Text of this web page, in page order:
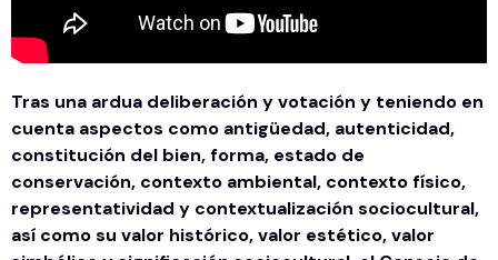
Tras una ardua deliberación y votación y teniendo en
cuenta aspectos como antigüedad, autenticidad,
constitución del bien, forma, estado de
conservación, contexto ambiental, contexto físico,
representatividad y contextualización sociocultural,
así como su valor histórico, valor estético, valor